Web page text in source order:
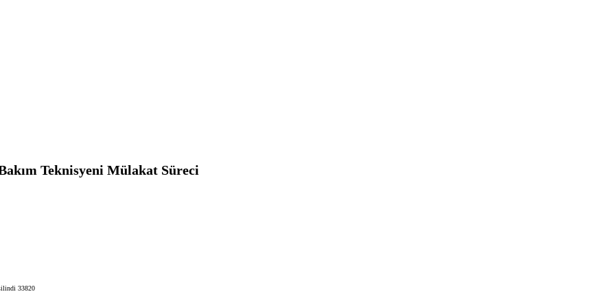
Teknisyeni Mülakat Süreci
33820